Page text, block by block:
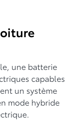
une batterie
capables
un système
mode hybride